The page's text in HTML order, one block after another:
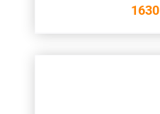
1630